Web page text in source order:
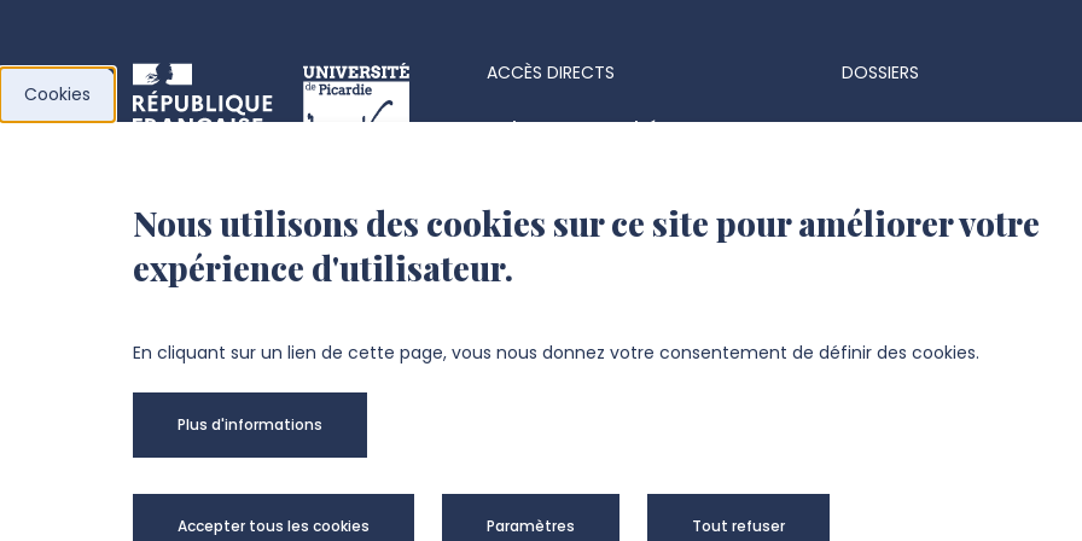
l’Université de
Picardie Jules Verne
Chemin du Thil
+33 3 22 82 72 72
ACCÈS DIRECTS
Achats & marchés
Fiche d'identité UPJV
Offres d'emploi
DOSSIERS
Espace Presse
Université de Picardie Jules Verne -
@Copyright 2024
Cookies
Nous utilisons des cookies sur ce site pour améliorer votre
expérience d'utilisateur.
En cliquant sur un lien de cette page, vous nous donnez votre consentement de définir des cookies.
Plus d'informations
Accepter tous les cookies Paramètres Tout refuser